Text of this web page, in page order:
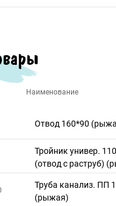
Наименование
Отвод 160*90
Тройник универ.
(отвод с раструб)
Труба канализ. ПП
(рыжая)